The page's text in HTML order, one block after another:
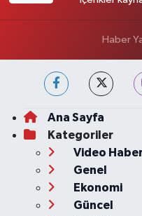
Haber
Ana Sayfa
Kategoriler
Video
Genel
Ekonomi
Güncel